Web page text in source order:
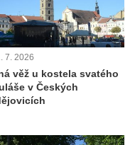
428
915 v
7. 2026
věž u kostela svatého
v Českých